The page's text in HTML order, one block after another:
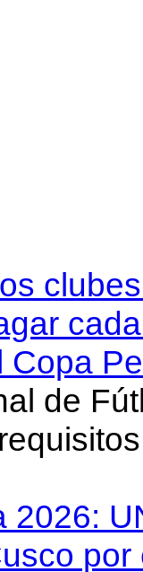
Copa
de
2026: